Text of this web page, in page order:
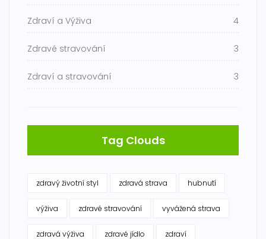
Zdraví a Výživa 4
Zdravé stravování 3
Zdraví a stravování 3
Tag Clouds
zdravý životní styl zdravá strava hubnutí
výživa zdravé stravování vyvážená strava
zdravá výživa zdravé jídlo zdraví